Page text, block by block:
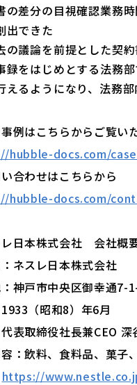
の差分の目視確認業務
出できた
の議論を前提とした契
録をはじめとする法務
えるようになり、法務
例はこちらからご覧いた
hubble-docs.com/
合わせはこちらから
hubble-docs.com/
レ日本株式会社 会社概
ネスレ日本株式会社
神戸市中央区御幸通7-
（昭和8）年6月
表取締役社長兼CEO 深
：飲料、食料品、菓子
https://